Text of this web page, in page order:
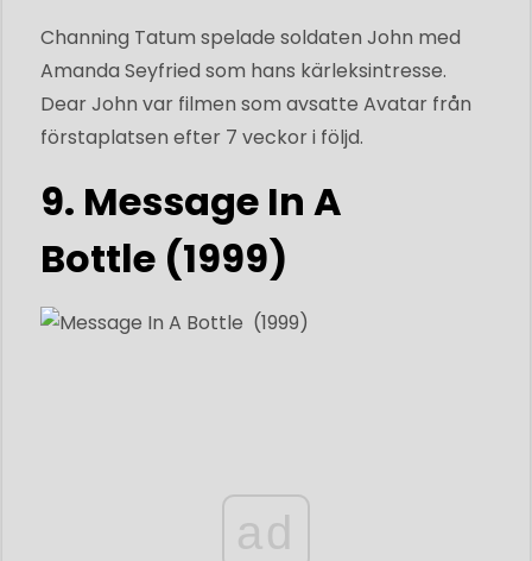
Channing Tatum spelade soldaten John med
Amanda Seyfried som hans kärleksintresse.
Dear John var filmen som avsatte Avatar från
förstaplatsen efter 7 veckor i följd.
9. Message In A
Bottle (1999)
ad